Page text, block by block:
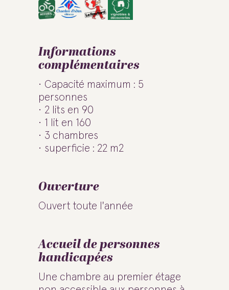
Informations
complémentaires
Capacité maximum : 5
personnes
2 lits en 90
1 lit en 160
3 chambres
superficie : 22 m2
Ouverture
Ouvert toute l'année
Accueil de personnes
handicapées
Une chambre au premier étage